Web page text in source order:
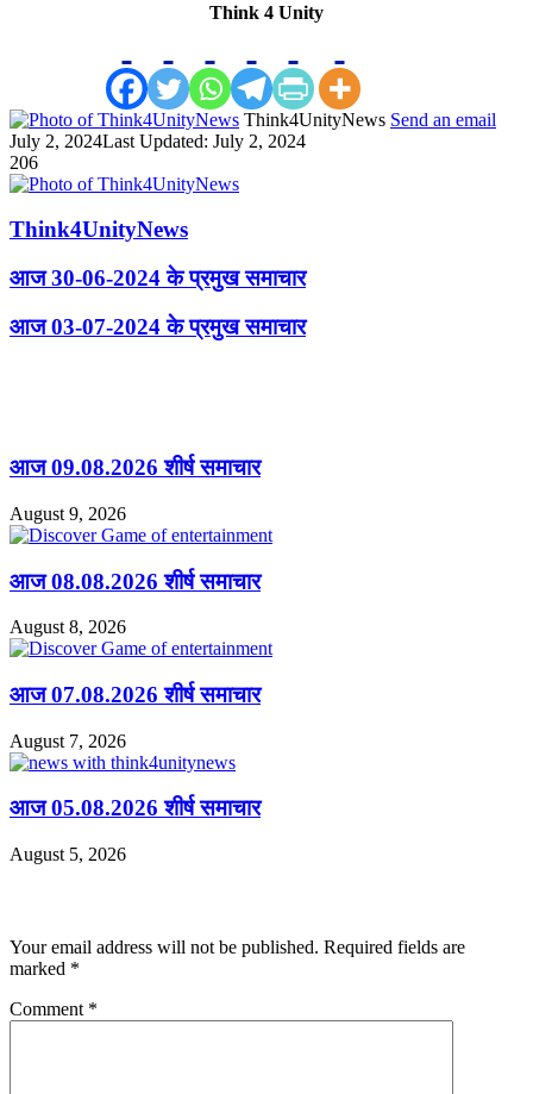
Think 4 Unity
Think4UnityNews Send an email
July 2, 2024Last Updated: July 2, 2024
206
Think4UnityNews
आज 30-06-2024 के प्रमुख समाचार
आज 03-07-2024 के प्रमुख समाचार
आज 09.08.2026 शीर्ष समाचार
August 9, 2026
आज 08.08.2026 शीर्ष समाचार
August 8, 2026
आज 07.08.2026 शीर्ष समाचार
August 7, 2026
आज 05.08.2026 शीर्ष समाचार
August 5, 2026
Your email address will not be published. Required fields are
marked *
Comment *